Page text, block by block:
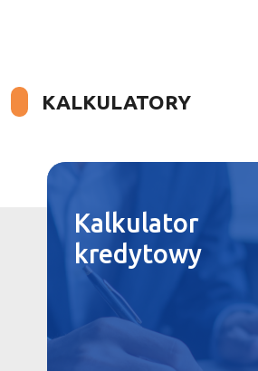
KALKULATORY
Kalkulator
kredytowy